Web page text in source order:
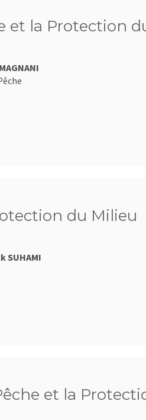
et la Protection
du Milieu
SUHAMI
et la